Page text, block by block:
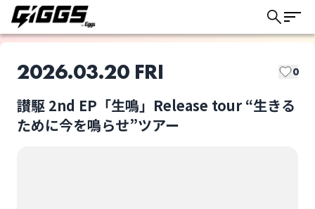
2026.03.20 FRI 0
讃駆 2nd EP「生鳴」Release tour “生きる
ために今を鳴らせ”ツアー
このライブの取り置きは終了しました